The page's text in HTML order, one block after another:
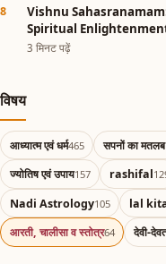
Vishnu
Spiritual
3 मिनट पढ़ें
विषय
आध्यात्म एवं धर्म465 सपनों का
ज्योतिष एवं उपाय157 rashifal
Nadi Astrology105 lal
आरती, चालीसा व स्तोत्र64 देवी-